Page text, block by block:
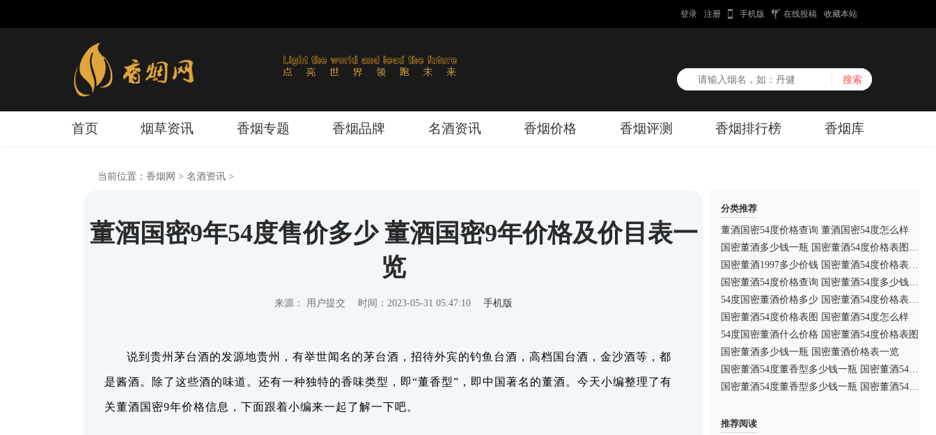
登录 注册 手机版 在线投稿 收藏本站
首页 烟草资讯 香烟专题 香烟品牌 名酒资讯 香烟价格 香烟评测 香烟排行榜 香烟库
当前位置： 香烟网 > 名酒资讯 >
董酒国密9年54度售价多少 董酒国密9年价格及价目表一
览
来源： 用户提交 时间：2023-05-31 05:47:10 手机版
说到贵州茅台酒的发源地贵州，有举世闻名的茅台酒，招待外宾的钓鱼台酒，高档国台酒，金沙酒等，都
是酱酒。除了这些酒的味道。还有一种独特的香味类型，即“董香型”，即中国著名的董酒。今天小编整理了有
关董酒国密9年价格信息，下面跟着小编来一起了解一下吧。
分类推荐
董酒国密54度价格查询 董酒国密54度怎么样
国密董酒多少钱一瓶 国密董酒54度价格表图大全
国密董酒1997多少价钱 国密董酒54度价格表图一览
国密董酒54度价格查询 国密董酒54度多少钱一瓶
54度国密董酒价格多少 国密董酒54度价格表图一览
国密董酒54度价格表图 国密董酒54度怎么样
54度国密董酒什么价格 国密董酒54度价格表图
国密董酒多少钱一瓶 国密董酒价格表一览
国密董酒54度董香型多少钱一瓶 国密董酒54度口感怎么样
国密董酒54度董香型多少钱一瓶 国密董酒54度价格大全
推荐阅读